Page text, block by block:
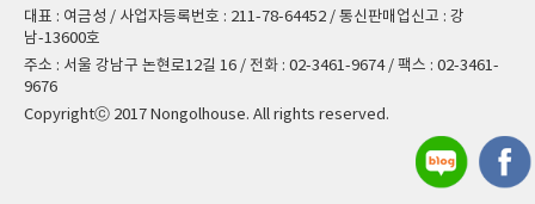
대표 : 여금성 / 사업자등록번호 : 211-78-64452 / 통신판매업신고 : 강
남-13600호
주소 : 서울 강남구 논현로12길 16 / 전화 : 02-3461-9674 / 팩스 : 02-3461-
9676
Copyrightⓒ 2017 Nongolhouse. All rights reserved.